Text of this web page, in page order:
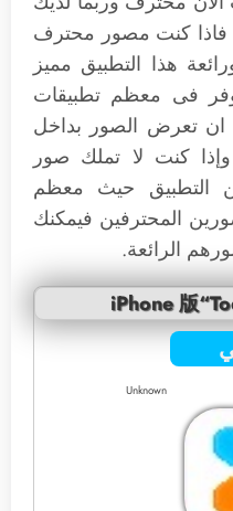
فاذا كنت مصور محترف
هذا التطبيق مميز
فى معظم تطبيقات
ان تعرض الصور بداخل
كنت لا تملك صور
التطبيق حيث معظم
المحترفين فيمكنك
الرائعة.
iPhone 版
Unknown